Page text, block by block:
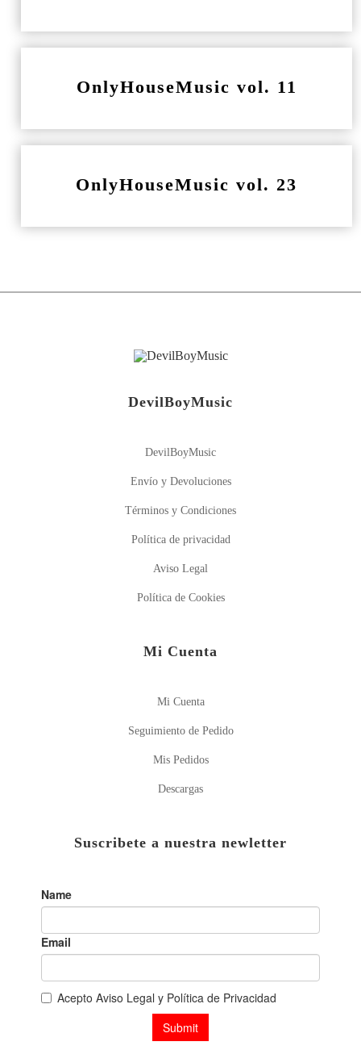
OnlyHouseMusic vol. 11
OnlyHouseMusic vol. 23
DevilBoyMusic
DevilBoyMusic
Envío y Devoluciones
Términos y Condiciones
Política de privacidad
Aviso Legal
Política de Cookies
Mi Cuenta
Mi Cuenta
Seguimiento de Pedido
Mis Pedidos
Descargas
Suscribete a nuestra newletter